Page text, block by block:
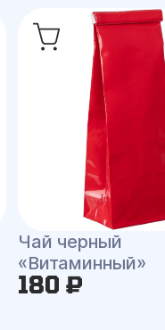
Чай черный
«Витаминный»
180 ₽